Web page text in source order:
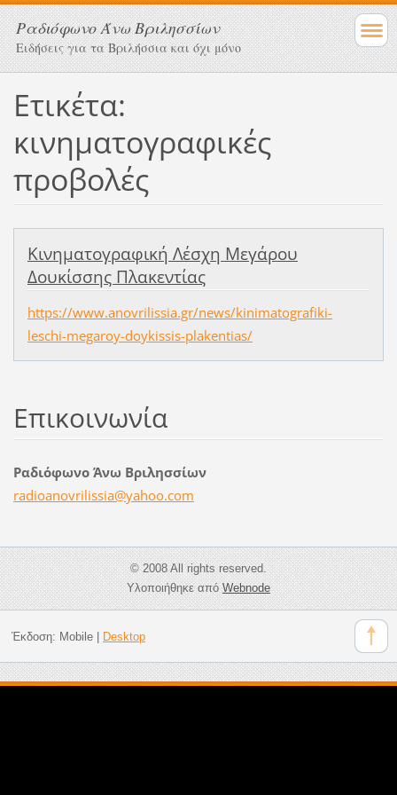
Ραδιόφωνο Άνω Βριλησσίων
Ειδήσεις για τα Βριλήσσια και όχι μόνο
Ετικέτα:
κινηματογραφικές
προβολές
Κινηματογραφική Λέσχη Μεγάρου
Δουκίσσης Πλακεντίας
https://www.anovrilissia.gr/news/kinimatografiki-
leschi-megaroy-doykissis-plakentias/
Επικοινωνία
Ραδιόφωνο Άνω Βριλησσίων
radioanovrilissia@yahoo.com
© 2008 All rights reserved.
Υλοποιήθηκε απόWebnode
Έκδοση: Mobile| Desktop